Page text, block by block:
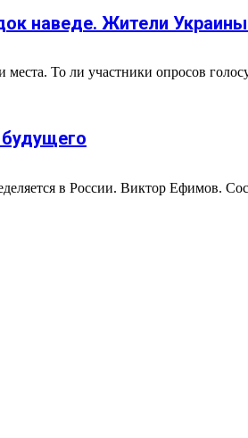
наведе. Жители
места. То ли участники опросов
в России. Виктор Ефимов.